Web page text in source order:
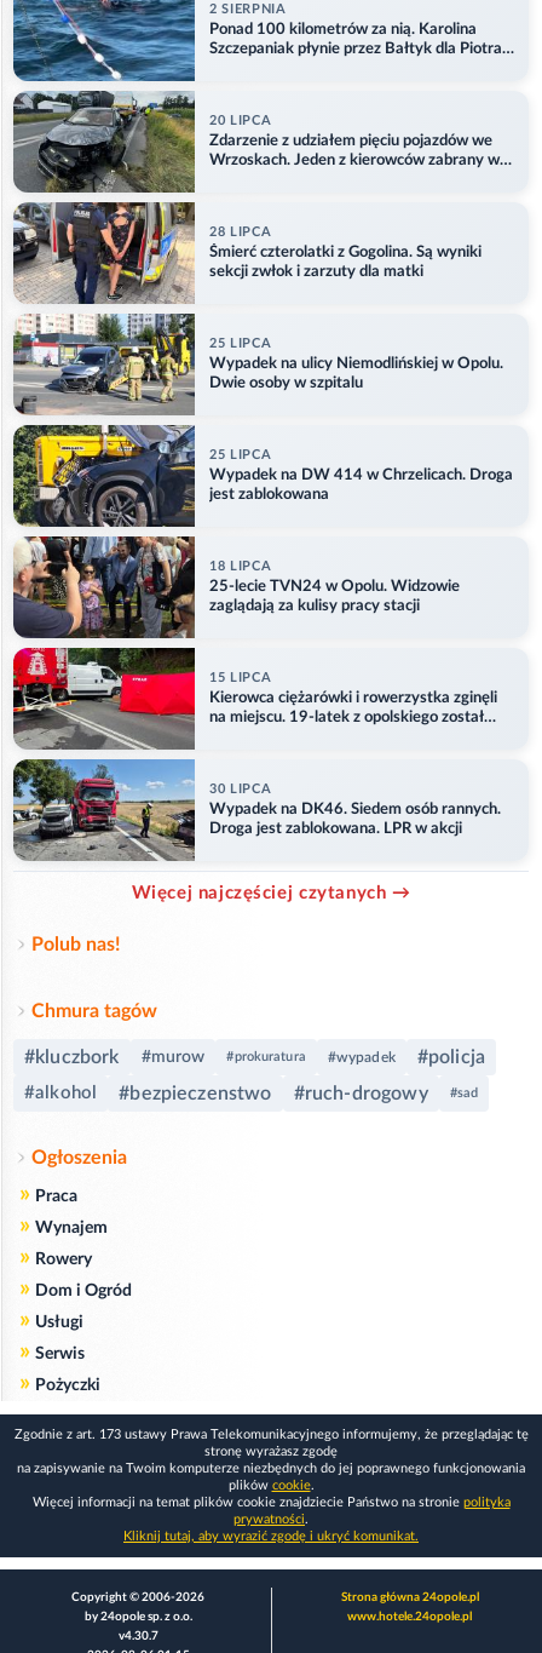
2 SIERPNIA
Ponad 100 kilometrów za nią. Karolina
Szczepaniak płynie przez Bałtyk dla Piotra.
20 LIPCA
Zdarzenie z udziałem pięciu pojazdów we
Wrzoskach. Jeden z kierowców zabrany w
28 LIPCA
Śmierć czterolatki z Gogolina. Są wyniki
sekcji zwłok i zarzuty dla matki
25 LIPCA
Wypadek na ulicy Niemodlińskiej w Opolu.
Dwie osoby w szpitalu
25 LIPCA
Wypadek na DW 414 w Chrzelicach. Droga
jest zablokowana
18 LIPCA
25-lecie TVN24 w Opolu. Widzowie
zaglądają za kulisy pracy stacji
15 LIPCA
Kierowca ciężarówki i rowerzystka zginęli
na miejscu. 19-latek z opolskiego został
30 LIPCA
Wypadek na DK46. Siedem osób rannych.
Droga jest zablokowana. LPR w akcji
Więcej najczęściej czytanych →
Polub nas!
Chmura tagów
#kluczbork #murow #prokuratura #wypadek #policja
#alkohol #bezpieczenstwo #ruch-drogowy #sad
Ogłoszenia
» Praca
» Wynajem
» Rowery
» Dom i Ogród
» Usługi
» Serwis
» Pożyczki
Zgodnie z art. 173 ustawy Prawa Telekomunikacyjnego informujemy, że przeglądając tę
stronę wyrażasz zgodę
na zapisywanie na Twoim komputerze niezbędnych do jej poprawnego funkcjonowania
plików cookie.
Więcej informacji na temat plików cookie znajdziecie Państwo na stronie polityka
prywatności.
Kliknij tutaj, aby wyrazić zgodę i ukryć komunikat.
Copyright © 2006-2026
by 24opole sp. z o.o.
v4.30.7
Strona główna 24opole.pl
www.hotele.24opole.pl